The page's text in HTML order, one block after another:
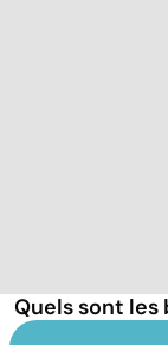
Quels sont